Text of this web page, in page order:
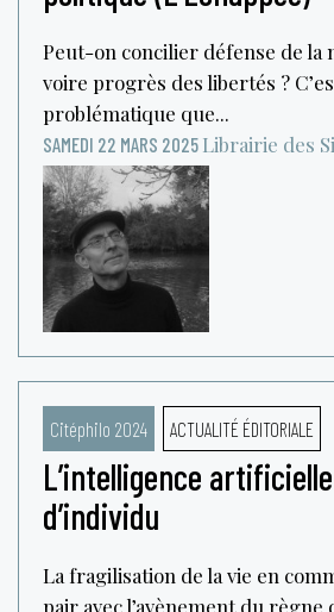
Peut-on concilier défense de la
voire progrès des libertés ?
problématique que...
SAMEDI 22 MARS 2025 Librairie des
Citéphilo 2024 ACTUALITÉ ÉDITORIALE
L’intelligence
d’individu
La fragilisation de la vie en
pair avec l’avènement du règne